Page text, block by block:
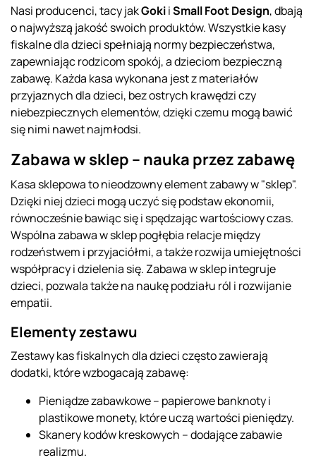
Nasi producenci, tacy jakGokiiSmall Foot Design, dbają
o najwyższą jakość swoich produktów. Wszystkie kasy
fiskalne dla dzieci spełniają normy bezpieczeństwa,
zapewniając rodzicom spokój, a dzieciom bezpieczną
zabawę. Każda kasa wykonana jest z materiałów
przyjaznych dla dzieci, bez ostrych krawędzi czy
niebezpiecznych elementów, dzięki czemu mogą bawić
się nimi nawet najmłodsi.
Zabawa w sklep – nauka przez zabawę
Kasa sklepowa to nieodzowny element zabawy w "sklep".
Dzięki niej dzieci mogą uczyć się podstaw ekonomii,
równocześnie bawiąc się i spędzając wartościowy czas.
Wspólna zabawa w sklep pogłębia relacje między
rodzeństwem i przyjaciółmi, a także rozwija umiejętności
współpracy i dzielenia się. Zabawa w sklep integruje
dzieci, pozwala także na naukę podziału ról i rozwijanie
empatii.
Elementy zestawu
Zestawy kas fiskalnych dla dzieci często zawierają
dodatki, które wzbogacają zabawę:
Pieniądze zabawkowe – papierowe banknoty i
plastikowe monety, które uczą wartości pieniędzy.
Skanery kodów kreskowych – dodające zabawie
realizmu.